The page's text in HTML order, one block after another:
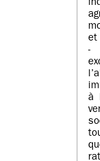
et
-
à